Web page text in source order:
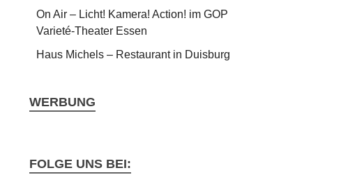
On Air – Licht! Kamera! Action! im GOP
Varieté-Theater Essen
Haus Michels – Restaurant in Duisburg
WERBUNG
FOLGE UNS BEI: